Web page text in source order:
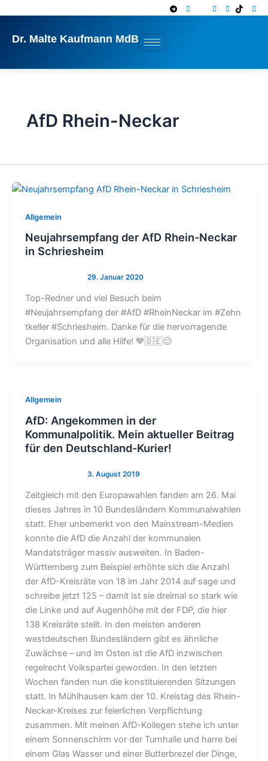
springen
Dr. Malte Kaufmann MdB
AfD Rhein-Neckar
Allgemein
Neujahrsempfang der AfD Rhein-Neckar
in Schriesheim
Top-Redner und viel Besuch beim
#Neujahrsempfang der #AfD #RheinNeckar im #Zehn
tkeller #Schriesheim. Danke für die hervorragende
Organisation und alle Hilfe! 💙🇩🇪😊
Allgemein
AfD: Angekommen in der
Kommunalpolitik. Mein aktueller Beitrag
für den Deutschland-Kurier!
Zeitgleich mit den Europawahlen fanden am 26. Mai
dieses Jahres in 10 Bundesländern Kommunalwahlen
statt. Eher unbemerkt von den Mainstream-Medien
konnte die AfD die Anzahl der kommunalen
Mandatsträger massiv ausweiten. In Baden-
Württemberg zum Beispiel erhöhte sich die Anzahl
der AfD-Kreisräte von 18 im Jahr 2014 auf sage und
schreibe jetzt 125 – damit ist sie dreimal so stark wie
die Linke und auf Augenhöhe mit der FDP, die hier
138 Kreisräte stellt. In den meisten anderen
westdeutschen Bundesländern gibt es ähnliche
Zuwächse – und im Osten ist die AfD inzwischen
regelrecht Volkspartei geworden. In den letzten
Wochen fanden nun die konstituierenden Sitzungen
statt. In Mühlhausen kam der 10. Kreistag des Rhein-
Neckar-Kreises zur feierlichen Verpflichtung
zusammen. Mit meinen AfD-Kollegen stehe ich unter
einem Sonnenschirm vor der Turnhalle und harre bei
einem Glas Wasser und einer Butterbrezel der Dinge,